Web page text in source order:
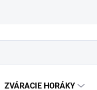
ZVÁRACIE HORÁKY